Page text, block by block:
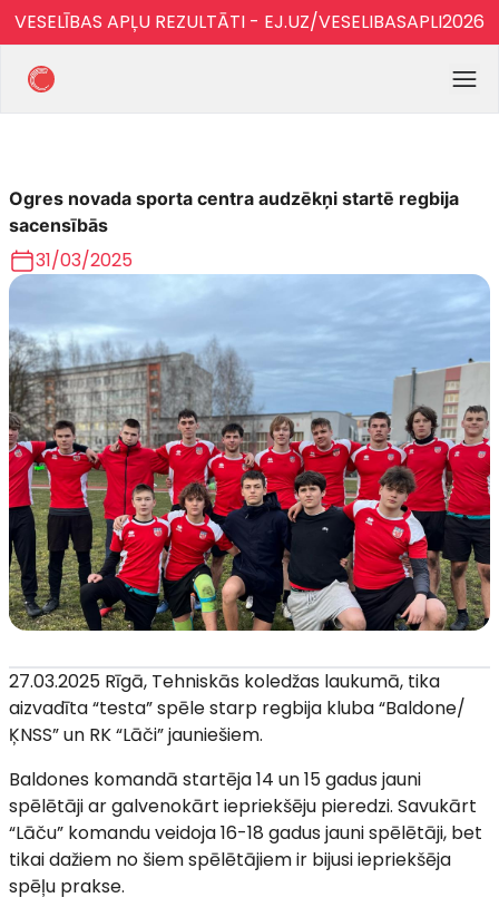
VESELĪBAS APĻU REZULTĀTI - EJ.UZ/VESELIBASAPLI2026
Ogres novada sporta centra audzēkņi startē regbija
sacensībās
31/03/2025
27.03.2025 Rīgā, Tehniskās koledžas laukumā, tika
aizvadīta “testa” spēle starp regbija kluba “Baldone/
ĶNSS” un RK “Lāči” jauniešiem.
Baldones komandā startēja 14 un 15 gadus jauni
spēlētāji ar galvenokārt iepriekšēju pieredzi. Savukārt
“Lāču” komandu veidoja 16-18 gadus jauni spēlētāji, bet
tikai dažiem no šiem spēlētājiem ir bijusi iepriekšēja
spēļu prakse.